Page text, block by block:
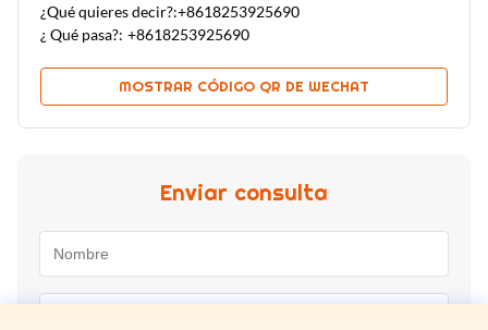
¿Qué quieres decir?:+8618253925690
¿ Qué pasa?: +8618253925690
MOSTRAR CÓDIGO QR DE WECHAT
Enviar consulta